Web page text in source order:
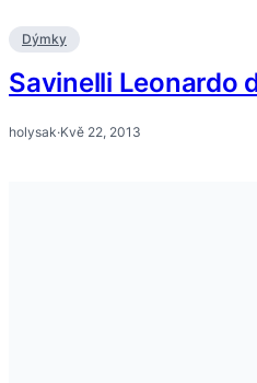
Dýmky
Savinelli Leonardo
holysak·Kvě 22, 2013